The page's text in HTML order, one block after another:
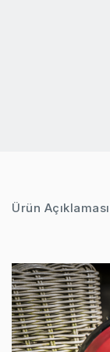
Ürün Açıklaması